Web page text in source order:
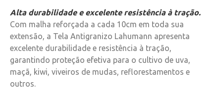
Alta durabilidade e excelente resistência à tração.
Com malha reforçada a cada 10cm em toda sua
extensão, a Tela Antigranizo Lahumann apresenta
excelente durabilidade e resistência à tração,
garantindo proteção efetiva para o cultivo de uva,
maçã, kiwi, viveiros de mudas, reflorestamentos e
outros.